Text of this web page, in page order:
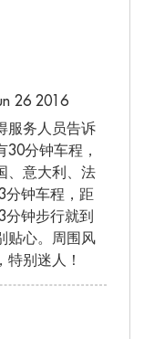
26 2016
服务人员告诉
分钟车程，
、意大利、法
分钟车程，距
分钟步行就到
贴心。周围风
别迷人！